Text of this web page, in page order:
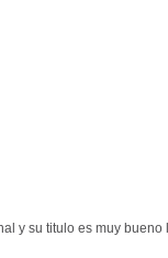
y su titulo es muy